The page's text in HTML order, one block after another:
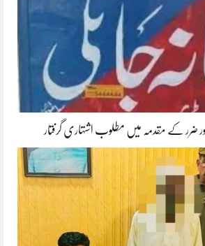
ضرر کے مقدمہ میں مطلوب اشتہاری گرفتار